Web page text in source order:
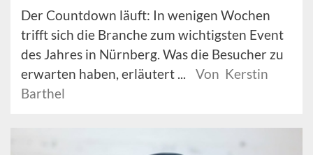
Der Countdown läuft: In wenigen Wochen
trifft sich die Branche zum wichtigsten Event
des Jahres in Nürnberg. Was die Besucher zu
erwarten haben, erläutert ...
Von Kerstin
Barthel